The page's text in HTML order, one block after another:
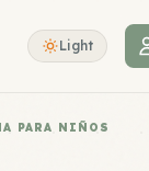
Light
PARA NIÑOS